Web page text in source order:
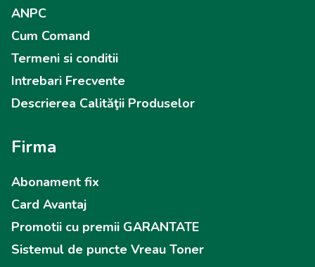
ANPC
Cum Comand
Termeni si conditii
Intrebari Frecvente
Descrierea Calităţii Produselor
Firma
Abonament fix
Card Avantaj
Promotii cu premii GARANTATE
Sistemul de puncte Vreau Toner